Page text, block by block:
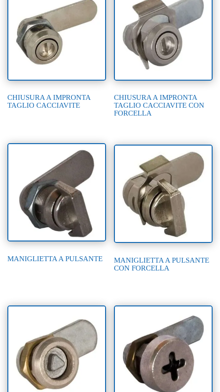
CHIUSURA A IMPRONTA
TAGLIO CACCIAVITE
CHIUSURA A IMPRONTA
TAGLIO CACCIAVITE CON
FORCELLA
MANIGLIETTA A PULSANTE
MANIGLIETTA A PULSANTE
CON FORCELLA